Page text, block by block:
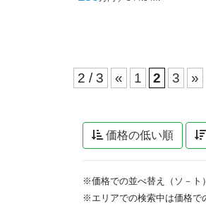
2 / 3 « 1 2 3 »
価格の低い順
※価格での並べ替え（ソ－ト
※エリアでの検索中は価格で